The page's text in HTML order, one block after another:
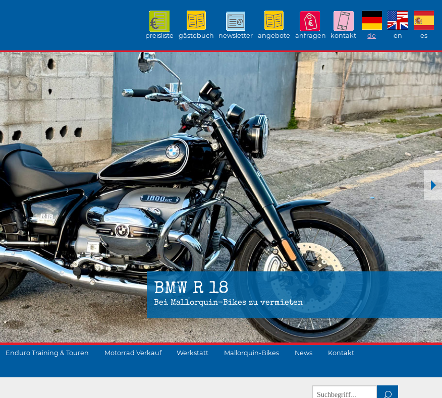
preisliste gästebuch newsletter angebote anfragen kontakt de en es
BMW R 18
Bei Mallorquin-Bikes zu vermieten
Enduro Training & Touren Motorrad Verkauf Werkstatt Mallorquin-Bikes News Kontakt